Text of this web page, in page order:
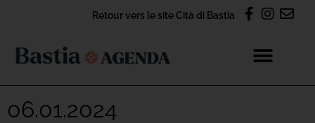
Retour vers le site Cità di Bastia
06.01.2024